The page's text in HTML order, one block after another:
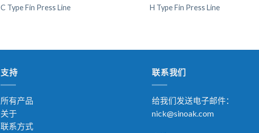
C Type Fin Press Line H Type Fin Press Line
支持
所有产品
关于
联系方式
联系我们
给我们发送电子邮件：
nick@sinoak.com